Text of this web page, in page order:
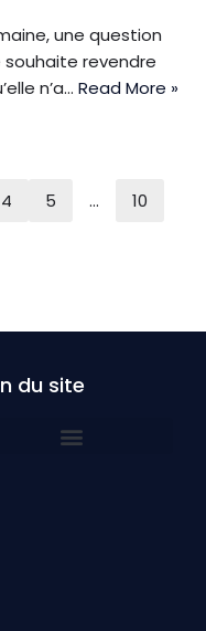
une question
revendre
n’a… Read More »
4 5 …
10
du site